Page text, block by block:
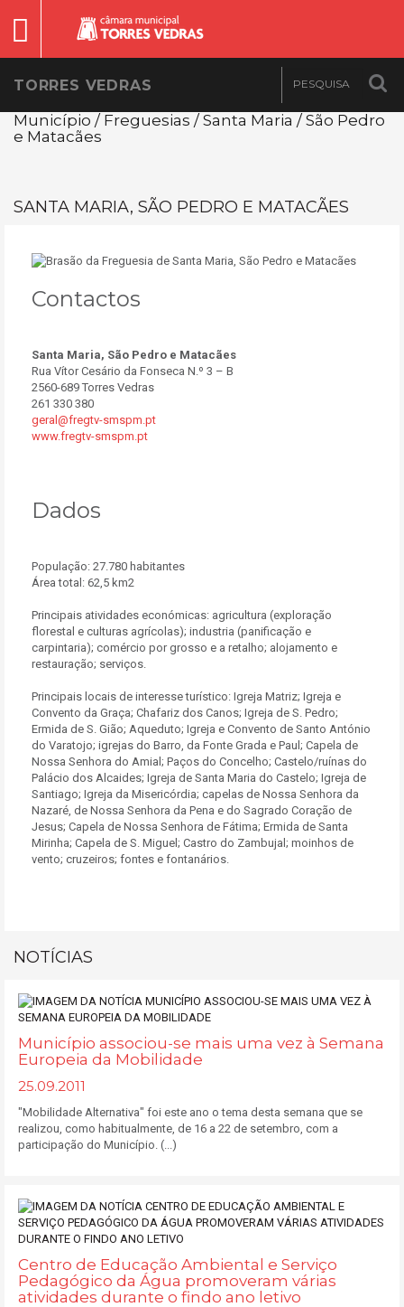
TORRES VEDRAS
Município / Freguesias / Santa Maria / São Pedro
e Matacães
SANTA MARIA, SÃO PEDRO E MATACÃES
Contactos
Santa Maria, São Pedro e Matacães
Rua Vítor Cesário da Fonseca N.º 3 – B
2560-689 Torres Vedras
261 330 380
geral@fregtv-smspm.pt
www.fregtv-smspm.pt
Dados
População: 27.780 habitantes
Área total: 62,5 km2
Principais atividades económicas: agricultura (exploração
florestal e culturas agrícolas); industria (panificação e
carpintaria); comércio por grosso e a retalho; alojamento e
restauração; serviços.
Principais locais de interesse turístico: Igreja Matriz; Igreja e
Convento da Graça; Chafariz dos Canos; Igreja de S. Pedro;
Ermida de S. Gião; Aqueduto; Igreja e Convento de Santo António
do Varatojo; igrejas do Barro, da Fonte Grada e Paul; Capela de
Nossa Senhora do Amial; Paços do Concelho; Castelo/ruínas do
Palácio dos Alcaides; Igreja de Santa Maria do Castelo; Igreja de
Santiago; Igreja da Misericórdia; capelas de Nossa Senhora da
Nazaré, de Nossa Senhora da Pena e do Sagrado Coração de
Jesus; Capela de Nossa Senhora de Fátima; Ermida de Santa
Mirinha; Capela de S. Miguel; Castro do Zambujal; moinhos de
vento; cruzeiros; fontes e fontanários.
NOTÍCIAS
Município associou-se mais uma vez à Semana
Europeia da Mobilidade
25.09.2011
"Mobilidade Alternativa" foi este ano o tema desta semana que se
realizou, como habitualmente, de 16 a 22 de setembro, com a
participação do Município. (...)
Centro de Educação Ambiental e Serviço
Pedagógico da Água promoveram várias
atividades durante o findo ano letivo